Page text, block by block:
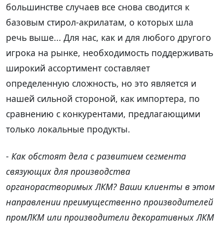
большинстве случаев все снова сводится к
базовым стирол-акрилатам, о которых шла
речь выше... Для нас, как и для любого другого
игрока на рынке, необходимость поддерживать
широкий ассортимент составляет
определенную сложность, но это является и
нашей сильной стороной, как импортера, по
сравнению с конкурентами, предлагающими
только локальные продукты.
- Как обстоят дела с развитием сегмента
связующих для производства
органорастворимых ЛКМ? Ваши клиенты в этом
направлении преимущественно производителей
промЛКМ или производители декоративных ЛКМ